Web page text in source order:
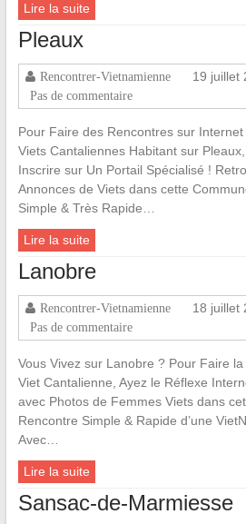
Lire la suite
Pleaux
Rencontrer-Vietnamienne 19 juillet
Pas de commentaire
Pour Faire des Rencontres sur
Viets Cantaliennes Habitant sur
Inscrire sur Un Portail Spécialisé !
Annonces de Viets dans cette
Simple & Très Rapide…
Lire la suite
Lanobre
Rencontrer-Vietnamienne 18 juillet
Pas de commentaire
Vous Vivez sur Lanobre ? Pour Faire la
Viet Cantalienne, Ayez le Réflexe
avec Photos de Femmes Viets dans
Rencontre Simple & Rapide d’une
Avec…
Lire la suite
Sansac-de-Marmiesse